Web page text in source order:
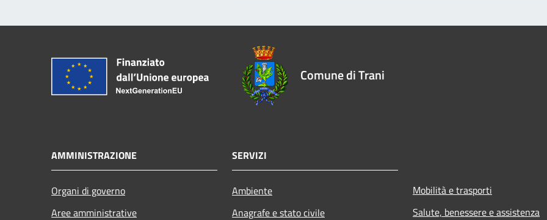
Comune di Trani
AMMINISTRAZIONE
Organi di governo
Aree amministrative
SERVIZI
Ambiente
Anagrafe e stato civile
Mobilità e trasporti
Salute, benessere e assistenza